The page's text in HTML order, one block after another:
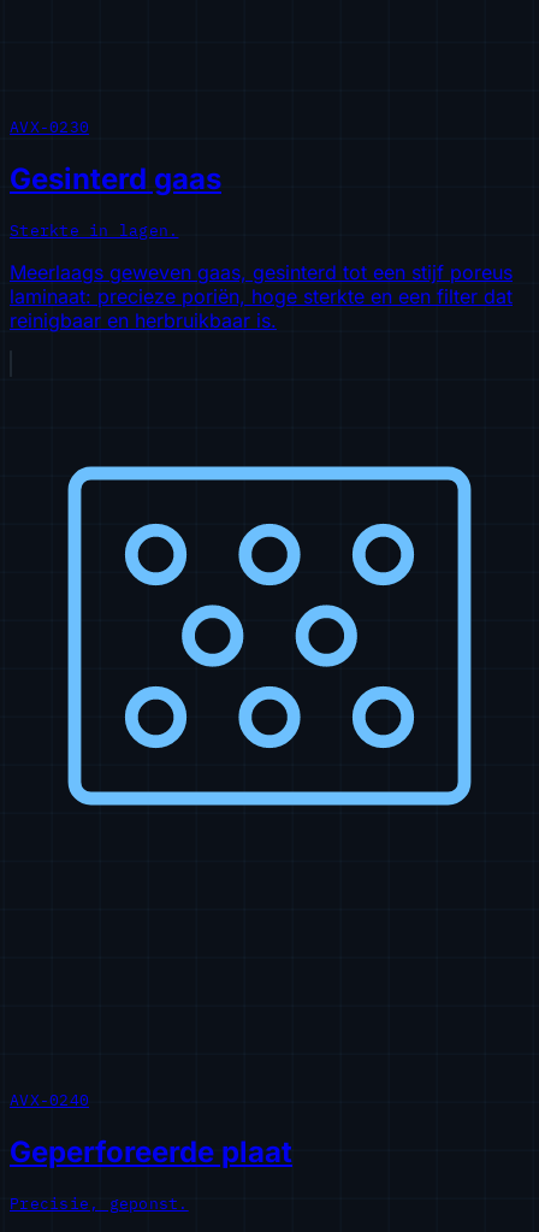
AVX-0230
Gesinterd gaas
Sterkte in lagen.
Meerlaags geweven gaas, gesinterd tot een stijf poreus
laminaat: precieze poriën, hoge sterkte en een filter dat
reinigbaar en herbruikbaar is.
AVX-0240
Geperforeerde plaat
Precisie, geponst.